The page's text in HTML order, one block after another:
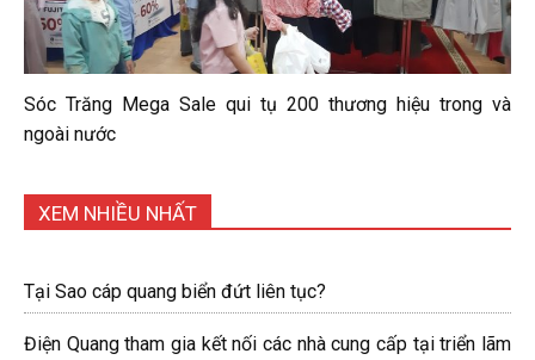
Sóc Trăng Mega Sale qui tụ 200 thương hiệu trong và
ngoài nước
XEM NHIỀU NHẤT
Tại Sao cáp quang biển đứt liên tục?
Điện Quang tham gia kết nối các nhà cung cấp tại triển lãm